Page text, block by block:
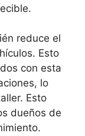
reduce el
Esto
con esta
lo
Esto
dueños de